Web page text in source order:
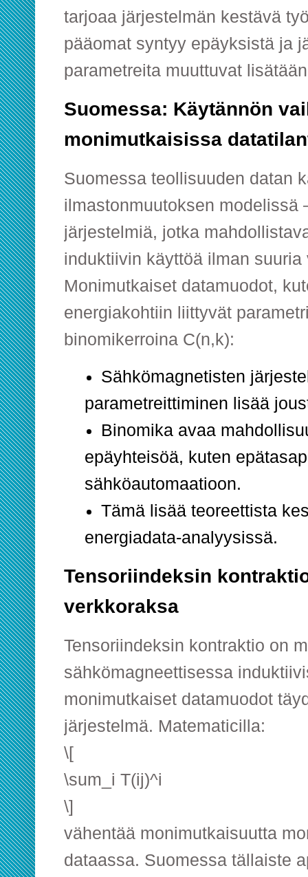
tarjoaa järjestelmän kestävä
pääomat syntyy epäyksistä ja
parametreita muuttuvat
Suomessa: Käytännön
monimutkaisissa
Suomessa teollisuuden datan
ilmastonmuutoksen modelissä
järjestelmiä, jotka
induktiivin käyttöä ilman suuria
Monimutkaiset datamuodot,
energiakohtiin liittyvät
binomikerroina C(n,k):
Sähkömagnetisten
parametreittiminen lisää
Binomika avaa
epäyhteisöä, kuten
sähköautomaatioon.
Tämä lisää teoreettista
energiadata-analyysissä.
Tensoriindeksin
verkkoraksa
Tensoriindeksin kontraktio on
sähkömagneettisessa
monimutkaiset datamuodot
järjestelmä. Matematicilla:
\[
\sum_i T(ij)^i
\]
vähentää monimutkaisuutta
dataassa. Suomessa tällaiste